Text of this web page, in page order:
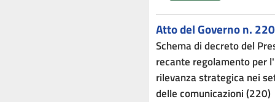
Atto del Governo n. 220
Schema di decreto del
recante regolamento per
rilevanza strategica nei
delle comunicazioni (220)